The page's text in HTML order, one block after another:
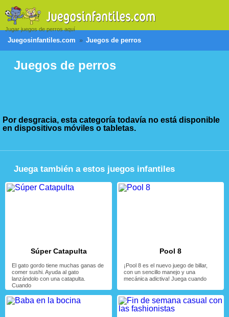
Jugar juegos de perros aquí
Juegosinfantiles.com Juegos de perros
Juegos de perros
Por desgracia, esta categoría todavía no está disponible
en dispositivos móviles o tabletas.
Juega también a estos juegos infantiles
Súper Catapulta
El gato gordo tiene muchas ganas de
comer sushi. Ayuda al gato
lanzándolo con una catapulta.
Cuando
Pool 8
¡Pool 8 es el nuevo juego de billar,
con un sencillo manejo y una
mecánica adictiva! Juega cuando